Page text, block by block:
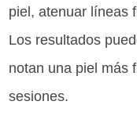
piel, atenuar líneas
Los resultados
notan una piel más
sesiones.